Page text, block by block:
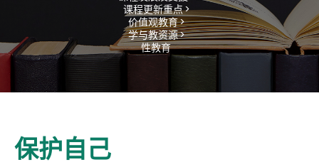
课程更新重点 >
价值观教育 >
学与教资源 >
性教育
保护自己